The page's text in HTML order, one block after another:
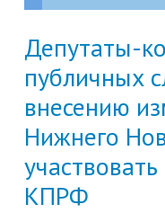
Депутаты-
публичных
внесению
Нижнего
КПРФ